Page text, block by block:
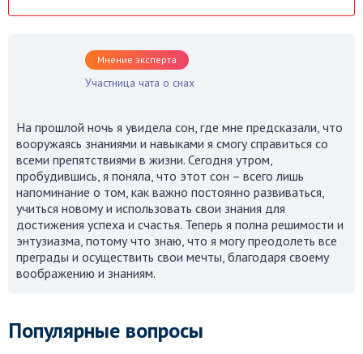
Мнение эксперта
Участница чата о снах
На прошлой ночь я увидела сон, где мне предсказали, что
вооружаясь знаниями и навыками я смогу справиться со
всеми препятствиями в жизни. Сегодня утром,
пробудившись, я поняла, что этот сон – всего лишь
напоминание о том, как важно постоянно развиваться,
учиться новому и использовать свои знания для
достижения успеха и счастья. Теперь я полна решимости и
энтузиазма, потому что знаю, что я могу преодолеть все
преграды и осуществить свои мечты, благодаря своему
воображению и знаниям.
Популярные вопросы